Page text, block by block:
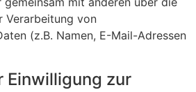
Verarbeitung von
(z.B. Namen, E-Mail-Adressen
Einwilligung zur